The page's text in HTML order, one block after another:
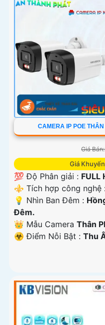
CAMERA IP POE
Giá
Giá
💯 Độ Phân giải : FULL
⚜️ Tích hợp công nghệ
💡 Nhìn Ban Đêm :
Ðêm.
👑 Mẫu Camera Thân
️☣️ Điểm Nỗi Bật : Thu